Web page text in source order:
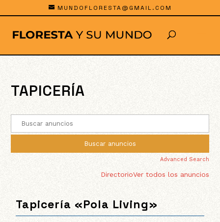
MUNDOFLORESTA@GMAIL.COM
TAPICERÍA
Advanced Search
DirectorioVer todos los anuncios
Tapicería «Pola Living»